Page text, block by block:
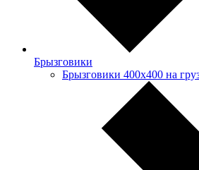
Брызговики
Брызговики 400х400 на